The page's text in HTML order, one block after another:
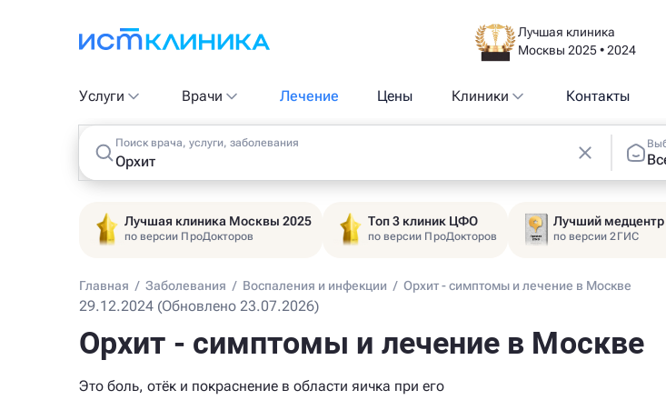
Лучшая клиника
Москвы 2025 • 2024
Услуги Врачи Лечение Цены Клиники Контакты
Поиск врача, услуги, заболевания
Лучшая клиника Москвы 2025
по версии ПроДокторов
Топ 3 клиник ЦФО
по версии ПроДокторов
Лучший медцентр
по версии 2ГИС
Главная / Заболевания / Воспаления и инфекции / Орхит - симптомы и лечение в Москве
29.12.2024 (Обновлено 23.07.2026)
Орхит - симптомы и лечение в Москве
Это боль, отёк и покраснение в области яичка при его